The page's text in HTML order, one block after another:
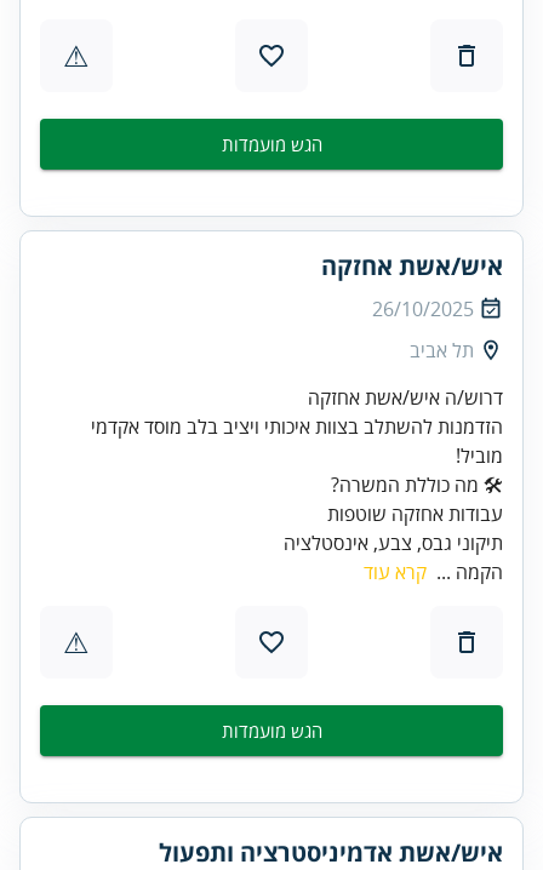
⚠
הגש מועמדות
איש/אשת אחזקה
26/10/2025
תל אביב
הזדמנות להשתלב בצוות איכותי ויציב בלב מוסד אקדמי
מוביל!
תיקוני גבס, צבע, אינסטלציה
הקמה ... קרא עוד
⚠
הגש מועמדות
איש/אשת אדמיניסטרציה ותפעול